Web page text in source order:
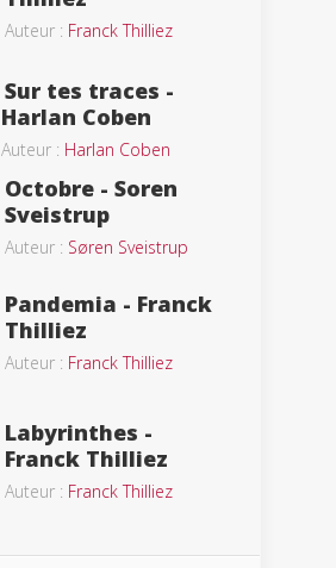
Auteur : Franck Thilliez
Sur tes traces -
Harlan Coben
Auteur : Harlan Coben
Octobre - Soren
Sveistrup
Auteur : Søren Sveistrup
Pandemia - Franck
Thilliez
Auteur : Franck Thilliez
Labyrinthes -
Franck Thilliez
Auteur : Franck Thilliez